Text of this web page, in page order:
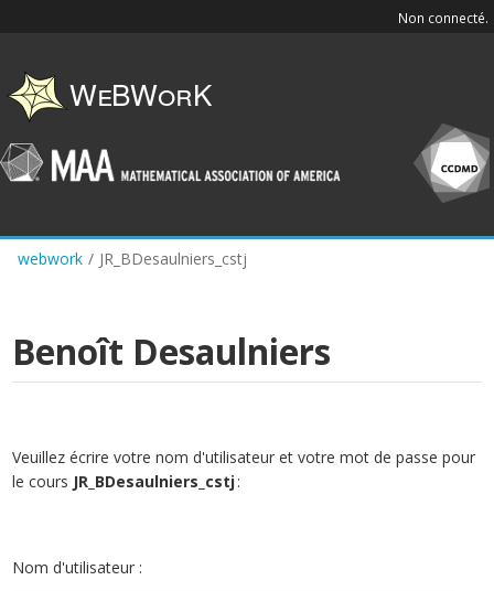
content
Non connecté.
webwork / JR_BDesaulniers_cstj
Benoît Desaulniers
Veuillez écrire votre nom d'utilisateur et votre mot de passe pour
le cours JR_BDesaulniers_cstj:
Nom d'utilisateur :